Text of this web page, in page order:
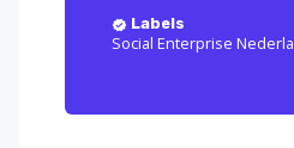
Labels
Social Enterprise